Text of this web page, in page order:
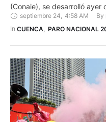
(Conaie), se desarrolló ayer
bajo el resguardo de un
militares. La jornada
septiembre 24, 4:58 AM By
In CUENCA PARO NACIONAL